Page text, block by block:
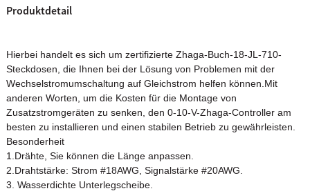
Produktdetail
Hierbei handelt es sich um zertifizierte Zhaga-Buch-18-JL-710-
Steckdosen, die Ihnen bei der Lösung von Problemen mit der
Wechselstromumschaltung auf Gleichstrom helfen können.Mit
anderen Worten, um die Kosten für die Montage von
Zusatzstromgeräten zu senken, den 0-10-V-Zhaga-Controller am
besten zu installieren und einen stabilen Betrieb zu gewährleisten.
Besonderheit
1.Drähte, Sie können die Länge anpassen.
2.Drahtstärke: Strom #18AWG, Signalstärke #20AWG.
3. Wasserdichte Unterlegscheibe.